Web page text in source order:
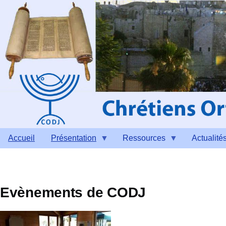
Aller au contenu principal
Accueil Présentation Ressources
Evènements de CODJ